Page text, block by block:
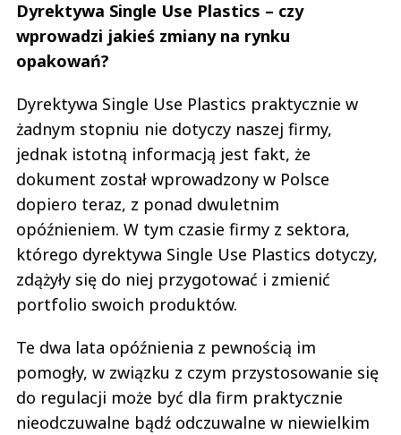
Dyrektywa Single Use Plastics – czy
wprowadzi jakieś zmiany na rynku
opakowań?
Dyrektywa Single Use Plastics praktycznie w
żadnym stopniu nie dotyczy naszej firmy,
jednak istotną informacją jest fakt, że
dokument został wprowadzony w Polsce
dopiero teraz, z ponad dwuletnim
opóźnieniem. W tym czasie firmy z sektora,
którego dyrektywa Single Use Plastics dotyczy,
zdążyły się do niej przygotować i zmienić
portfolio swoich produktów.
Te dwa lata opóźnienia z pewnością im
pomogły, w związku z czym przystosowanie się
do regulacji może być dla firm praktycznie
nieodczuwalne bądź odczuwalne w niewielkim